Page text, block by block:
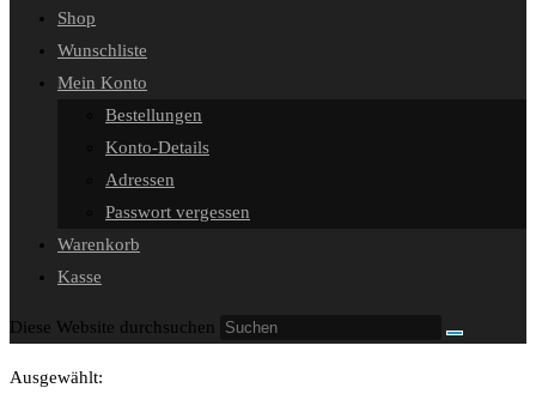
Shop
Wunschliste
Mein Konto
Bestellungen
Konto-Details
Adressen
Passwort vergessen
Warenkorb
Kasse
Diese Website durchsuchen
Ausgewählt: